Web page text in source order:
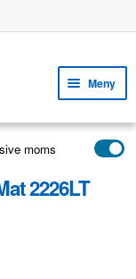
Meny
moms
2226LT